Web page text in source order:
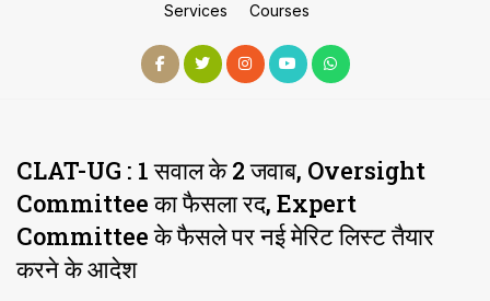
Services Courses
CLAT-UG : 1 सवाल के 2 जवाब, Oversight
Committee का फैसला रद, Expert
Committee के फैसले पर नई मेरिट लिस्ट तैयार
करने के आदेश